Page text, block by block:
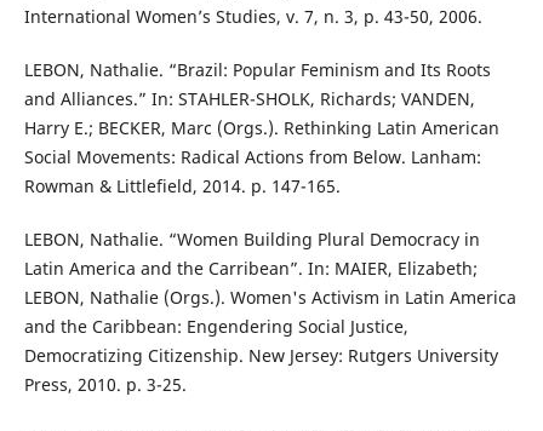
International Women’s Studies, v. 7, n. 3, p. 43-50, 2006.
LEBON, Nathalie. “Brazil: Popular Feminism and Its Roots
and Alliances.” In: STAHLER-SHOLK, Richards; VANDEN,
Harry E.; BECKER, Marc (Orgs.). Rethinking Latin American
Social Movements: Radical Actions from Below. Lanham:
Rowman & Littlefield, 2014. p. 147-165.
LEBON, Nathalie. “Women Building Plural Democracy in
Latin America and the Carribean”. In: MAIER, Elizabeth;
LEBON, Nathalie (Orgs.). Women's Activism in Latin America
and the Caribbean: Engendering Social Justice,
Democratizing Citizenship. New Jersey: Rutgers University
Press, 2010. p. 3-25.